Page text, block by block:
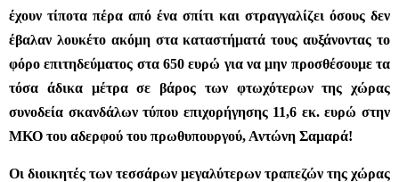
έχουν τίποτα πέρα από ένα σπίτι και στραγγαλίζει όσους δεν
έβαλαν λουκέτο ακόμη στα καταστήματά τους αυξάνοντας το
φόρο επιτηδεύματος στα 650 ευρώ για να μην προσθέσουμε τα
τόσα άδικα μέτρα σε βάρος των φτωχότερων της χώρας
συνοδεία σκανδάλων τύπου επιχορήγησης 11,6 εκ. ευρώ στην
ΜΚΟ του αδερφού του πρωθυπουργού, Αντώνη Σαμαρά!
Οι διοικητές των τεσσάρων μεγαλύτερων τραπεζών της χώρας